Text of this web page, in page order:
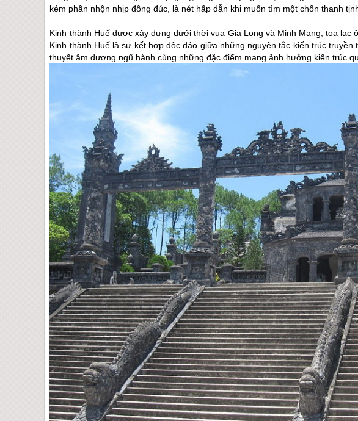
kém phần nhộn nhịp đông đúc, là nét hấp dẫn khi muốn tìm một chốn thanh
Kinh thành Huếđược xây dựng dưới thời vua Gia Long và Minh Mạng, toạ lạc
Kinh thành Huếlà sự kết hợp độc đáo giữa những nguyên tắc kiến trúc
thuyết âm dương ngũ hành cùng những đặc điểm mang ảnh hưởng kiến trúc